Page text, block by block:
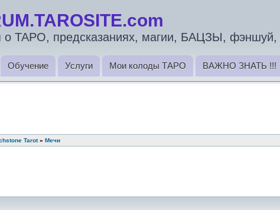
о ТАРО, предсказаниях, магии, БАЦЗЫ, фэншуй,
Обучение Услуги Мои колоды ТАРО ВАЖНО ЗНАТЬ !!!
Tarot» Мечи